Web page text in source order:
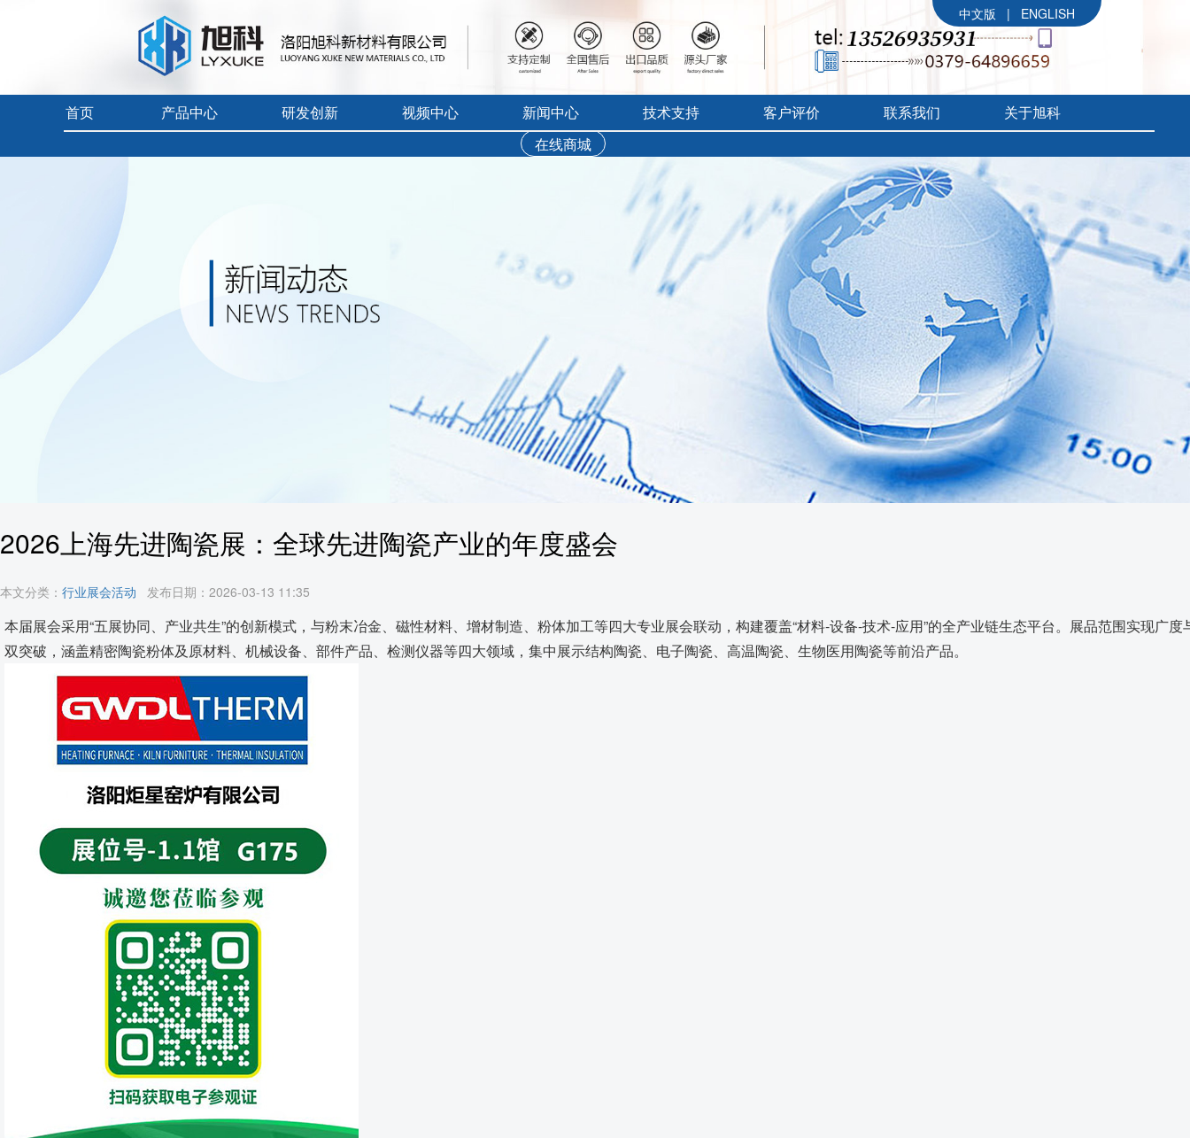
中文版 | ENGLISH
首页 产品中心
真空/气氛炉
工业电炉
电热烘干箱
代工服务
研发创新 视频中心 新闻中心
行业展会活动
技术支持
售后服务
软件下载
客户评价
工业炉客户评价
真空气氛炉客户评价
耐火隔热材料客户评价
烘干箱客户评价
联系我们 关于旭科
参展信息
旭科大事记
企业文化
组织架构
售后体系
生产场景
荣誉资质
品质证书
在线商城
首页> 新闻中心 >行业展会活动 > 2026上海先进陶瓷展：全球先进陶瓷产业的年度盛会
2026上海先进陶瓷展：全球先进陶瓷产业的年度盛会
本文分类： 行业展会活动 发布日期：2026-03-13 11:35
本届展会采用“五展协同、产业共生”的创新模式，与粉末冶金、磁性材料、增材制造、粉体加工等四大专业展会联动，构建覆盖“材料-设备-技术-应用”的全产业链生态平台。展品范围实现广度
双突破，涵盖精密陶瓷粉体及原材料、机械设备、部件产品、检测仪器等四大领域，集中展示结构陶瓷、电子陶瓷、高温陶瓷、生物医用陶瓷等前沿产品。